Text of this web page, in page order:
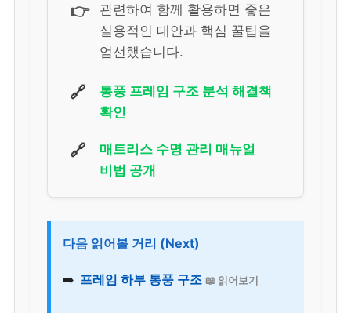
👉
관련하여 함께 활용하면 좋은
실용적인 대안과 핵심 꿀팁을
엄선했습니다.
🔗
통풍 프레임 구조 분석 해결책
확인
🔗
매트리스 수명 관리 매뉴얼
비법 공개
다음 읽어볼 거리 (Next)
➡️ 프레임 하부 통풍 구조 📖 읽어보기